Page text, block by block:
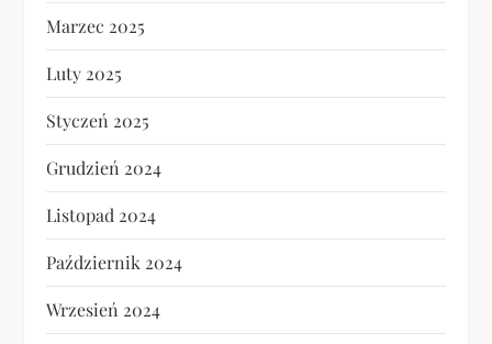
Marzec 2025
Luty 2025
Styczeń 2025
Grudzień 2024
Listopad 2024
Październik 2024
Wrzesień 2024